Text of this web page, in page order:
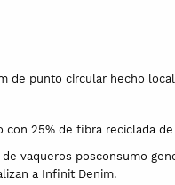
de punto circular hecho
25% de fibra reciclada de
posconsumo
a Infinit Denim.